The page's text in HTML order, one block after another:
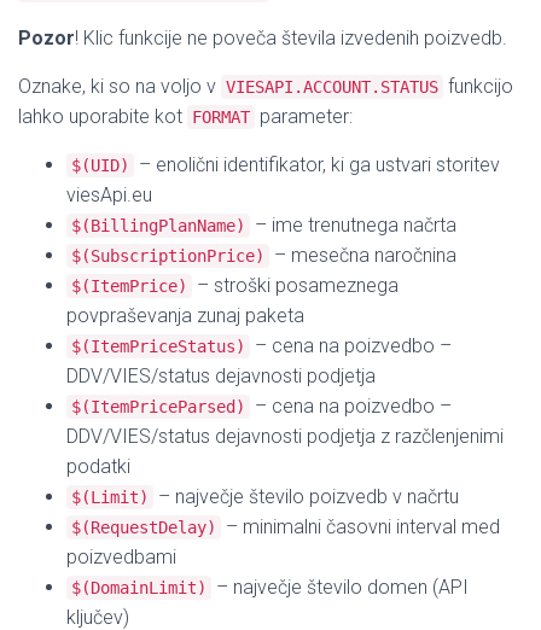
Pozor! Klic funkcije ne poveča števila izvedenih poizvedb.
Oznake, ki so na voljo v VIESAPI.ACCOUNT.STATUS funkcijo
lahko uporabite kot FORMAT parameter:
$(UID)
– enolični identifikator, ki ga ustvari storitev
viesApi.eu
$(BillingPlanName) – ime trenutnega načrta
$(SubscriptionPrice) – mesečna naročnina
$(ItemPrice)
– stroški posameznega
povpraševanja zunaj paketa
$(ItemPriceStatus)
– cena na poizvedbo –
DDV/VIES/status dejavnosti podjetja
$(ItemPriceParsed)
– cena na poizvedbo –
DDV/VIES/status dejavnosti podjetja z razčlenjenimi
podatki
$(Limit) – največje število poizvedb v načrtu
$(RequestDelay)
– minimalni časovni interval med
poizvedbami
$(DomainLimit)
– največje število domen (API
ključev)